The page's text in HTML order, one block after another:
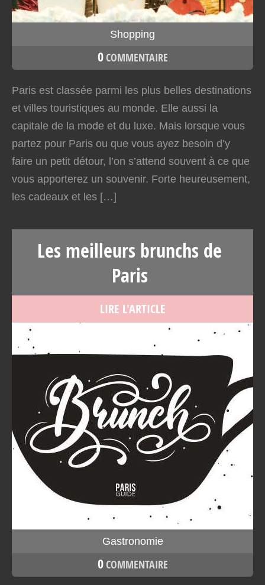
Shopping
0COMMENTAIRE
Paris est classée parmi les plus belles destinations
et villes touristiques au monde. Elle aussi la
capitale de la mode et du luxe. Mais lorsque vous
partez pour Paris ou que vous ayez besoin d’y
faire un petit détour, l’on s’attend souvent à ce que
vous apporterez un souvenir. Forte heureusement,
les cadeaux et les […]
Les meilleurs brunchs de
Paris
LIRE L'ARTICLE
Gastronomie
0COMMENTAIRE